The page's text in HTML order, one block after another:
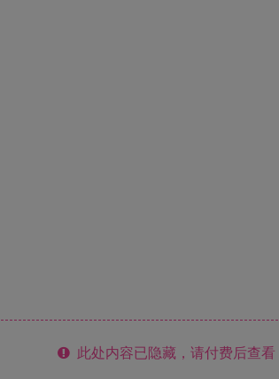
此处内容已隐藏，请付费后查看